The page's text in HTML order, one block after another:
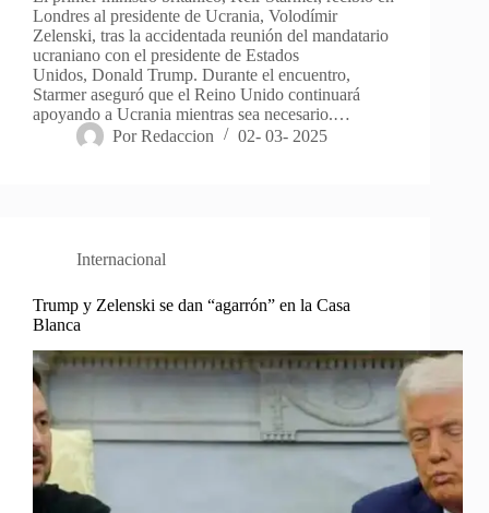
Londres al presidente de Ucrania, Volodímir
Zelenski, tras la accidentada reunión del mandatario
ucraniano con el presidente de Estados
Unidos, Donald Trump. Durante el encuentro,
Starmer aseguró que el Reino Unido continuará
apoyando a Ucrania mientras sea necesario.…
Por Redaccion 02- 03- 2025
Internacional
Trump y Zelenski se dan “agarrón” en la Casa
Blanca